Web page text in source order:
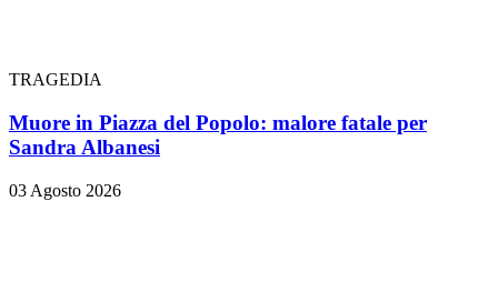
TRAGEDIA
Muore in Piazza del Popolo: malore fatale per
Sandra Albanesi
03 Agosto 2026